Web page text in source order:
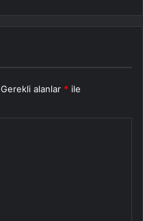
Gerekli alanlar * ile